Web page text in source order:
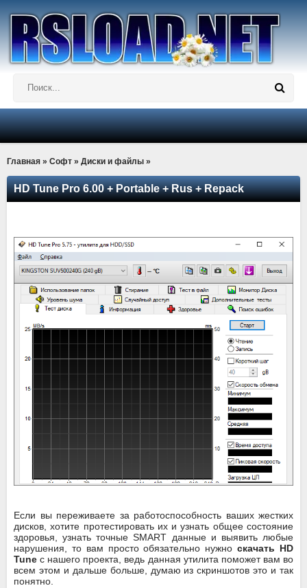
Главная » Софт » Диски и файлы »
HD Tune Pro 6.00 + Portable + Rus + Repack
Если вы переживаете за работоспособность ваших жестких
дисков, хотите протестировать их и узнать общее состояние
здоровья, узнать точные SMART данные и выявить любые
нарушения, то вам просто обязательно нужноскачать HD
Tune с нашего проекта, ведь данная утилита поможет вам во
всем этом и дальше больше, думаю из скриншотов это и так
понятно.